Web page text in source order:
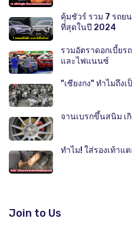
คุ้มชัวร์ รวม 7 รถย
ที่สุดในปี 2024
รวมอัตราดอกเบี้ยร
และไฟแนนซ์
"เซียงกง" ทำไมถึง
จานเบรกขึ้นสนิม เ
ทำไม! ใส่รองเท้าแ
Join to Us